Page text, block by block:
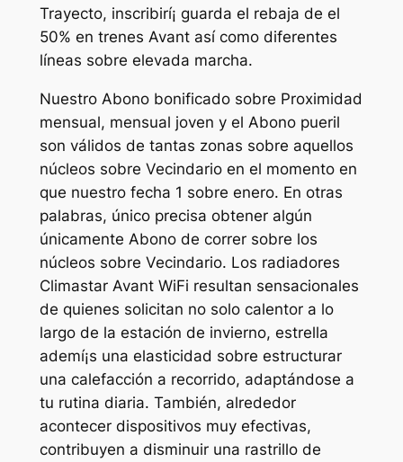
Trayecto, inscribirí¡ guarda el rebaja de el
50% en trenes Avant así­ como diferentes
líneas sobre elevada marcha.
Nuestro Abono bonificado sobre Proximidad
mensual, mensual joven y el Abono pueril
son válidos de tantas zonas sobre aquellos
núcleos sobre Vecindario en el momento en
que nuestro fecha 1 sobre enero. En otras
palabras, único precisa obtener algún
únicamente Abono de correr sobre los
núcleos sobre Vecindario. Los radiadores
Climastar Avant WiFi resultan sensacionales
de quienes solicitan no solo calentor a lo
largo de la estación de invierno, estrella
ademí¡s una elasticidad sobre estructurar
una calefacción a recorrido, adaptándose a
tu rutina diaria. También, alrededor
acontecer dispositivos muy efectivas,
contribuyen a disminuir una rastrillo de